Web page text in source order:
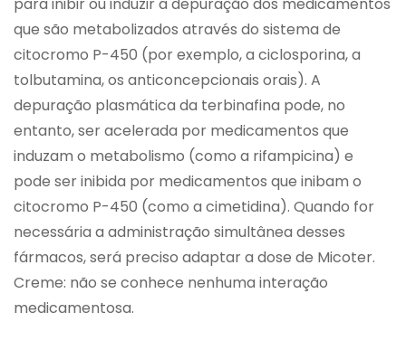
que são metabolizados através do sistema de
citocromo P-450 (por exemplo, a ciclosporina, a
tolbutamina, os anticoncepcionais orais). A
depuração plasmática da terbinafina pode, no
entanto, ser acelerada por medicamentos que
induzam o metabolismo (como a rifampicina) e
pode ser inibida por medicamentos que inibam o
citocromo P-450 (como a cimetidina). Quando for
necessária a administração simultânea desses
fármacos, será preciso adaptar a dose de Micoter.
Creme: não se conhece nenhuma interação
medicamentosa.